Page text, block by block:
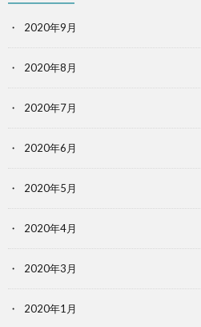
2020年9月
2020年8月
2020年7月
2020年6月
2020年5月
2020年4月
2020年3月
2020年1月